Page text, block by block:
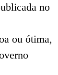
no
ou ótima,